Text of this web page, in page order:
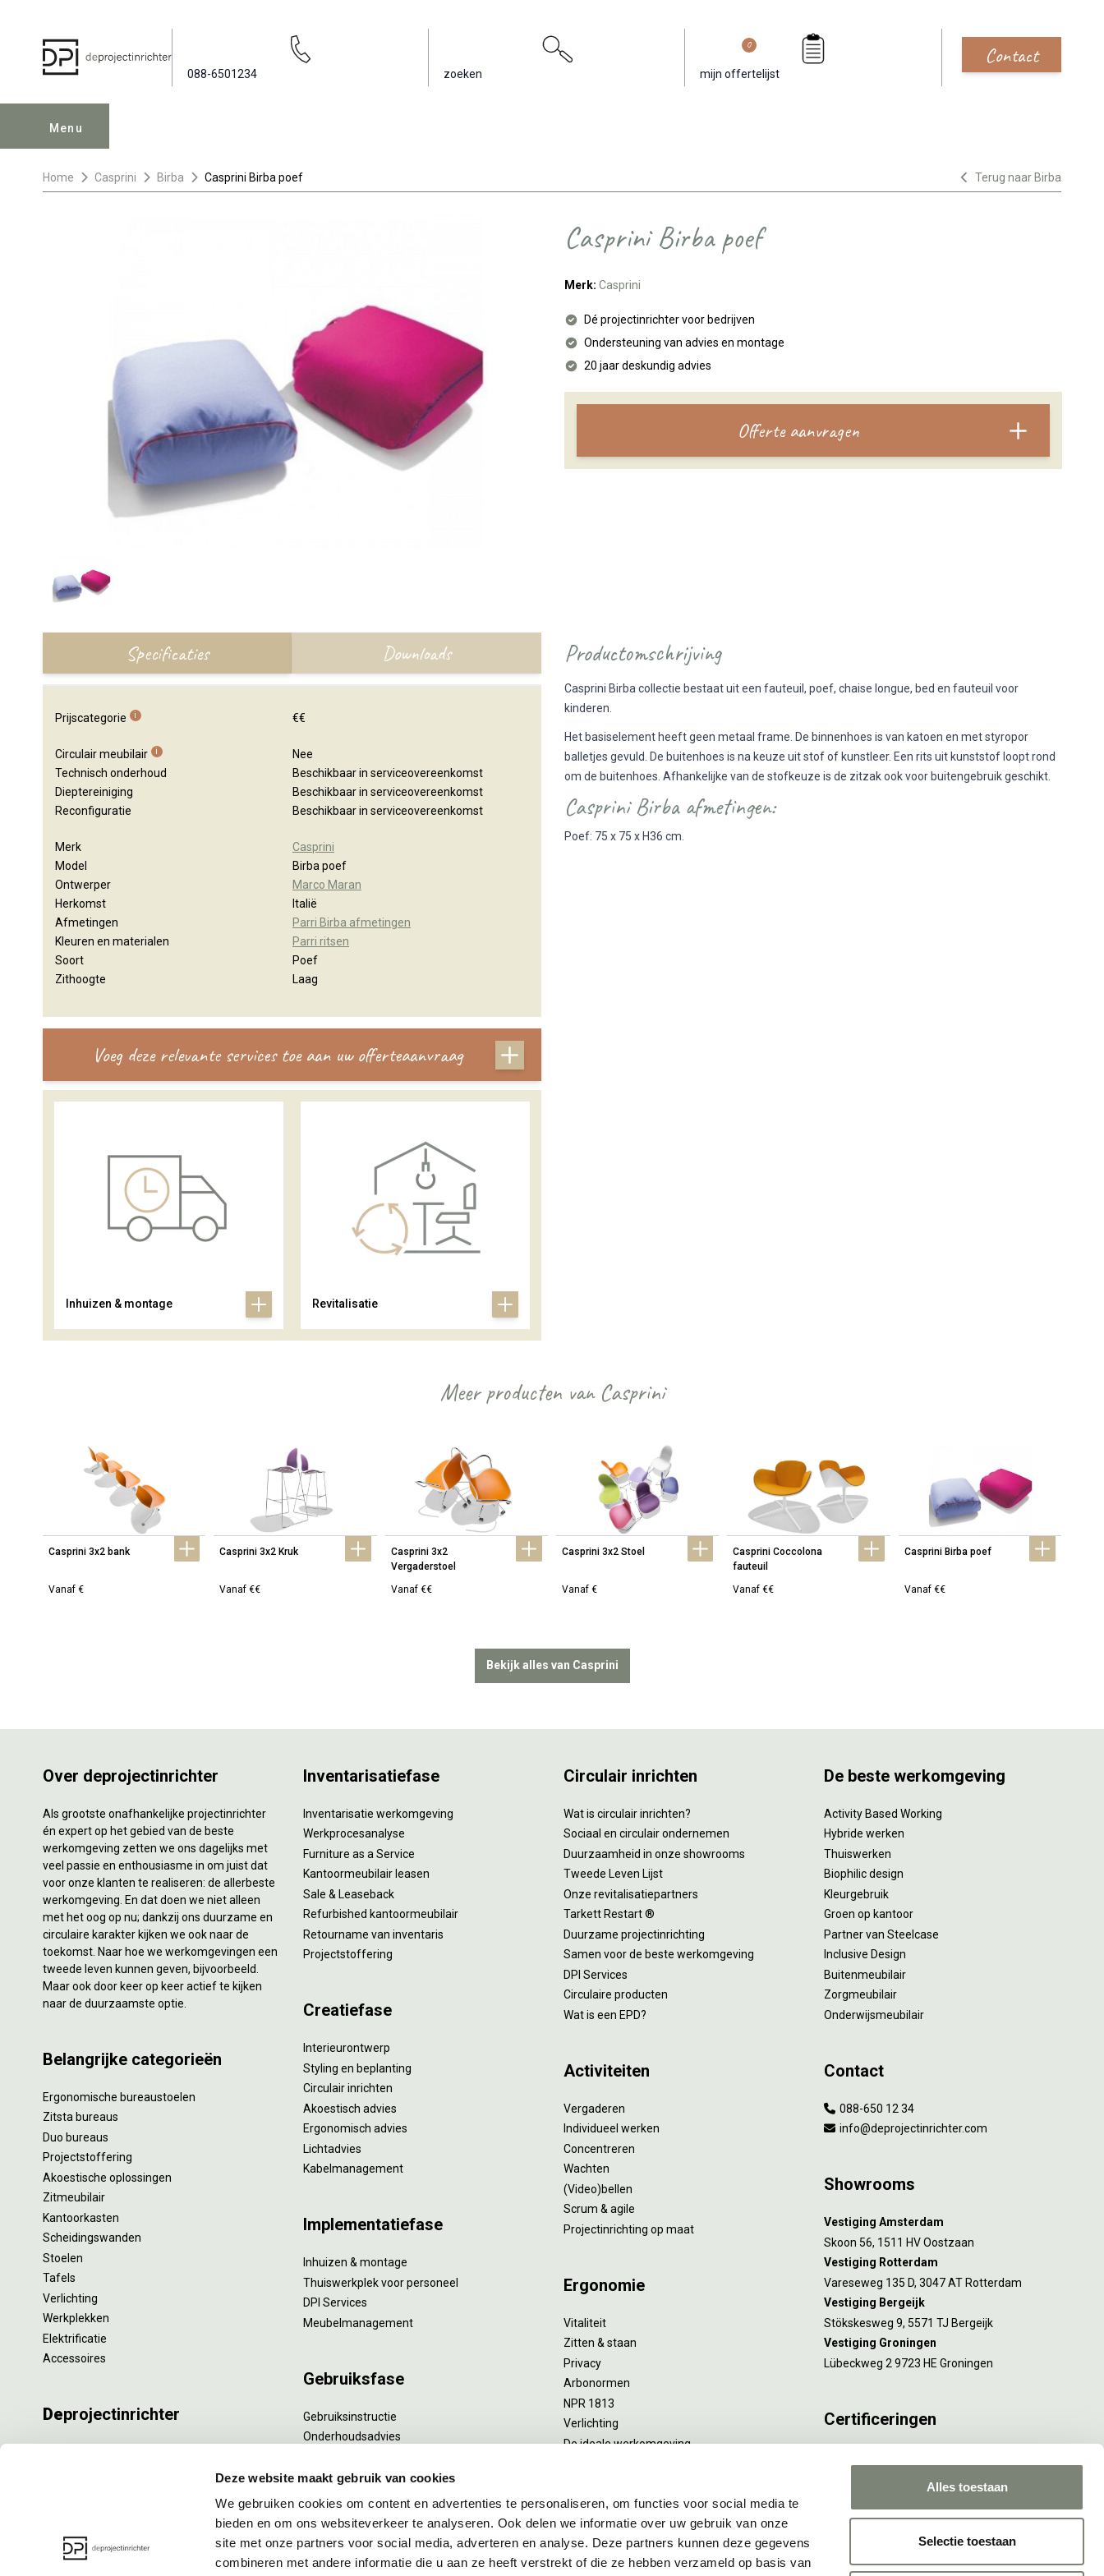
Deze website maakt gebruik van cookies
We gebruiken cookies om content en advertenties te personaliseren, om functies voor social media te
bieden en om ons websiteverkeer te analyseren. Ook delen we informatie over uw gebruik van onze
site met onze partners voor social media, adverteren en analyse. Deze partners kunnen deze gegevens
combineren met andere informatie die u aan ze heeft verstrekt of die ze hebben verzameld op basis van
Alles toestaan
Selectie toestaan
088-6501234 zoeken mijn offertelijst
0 Contact
Menu
Home Casprini Birba Casprini Birba poef Terug naar Birba
Casprini Birba poef
Merk: Casprini
Dé projectinrichter voor bedrijven
Ondersteuning van advies en montage
20 jaar deskundig advies
Offerte aanvragen
Specificaties Downloads
Prijscategorie i €€
Circulair meubilair i
Nee
Technisch onderhoud
Beschikbaar in serviceovereenkomst
Dieptereiniging
Beschikbaar in serviceovereenkomst
Reconfiguratie
Beschikbaar in serviceovereenkomst
Merk
Casprini
Model
Birba poef
Ontwerper
Marco Maran
Herkomst
Italië
Afmetingen
Parri Birba afmetingen
Kleuren en materialen
Parri ritsen
Soort
Poef
Zithoogte
Laag
Voeg deze relevante services toe aan uw offerteaanvraag
Inhuizen & montage Revitalisatie
Productomschrijving
Casprini Birba collectie bestaat uit een fauteuil, poef, chaise longue, bed en fauteuil voor
kinderen.
Het basiselement heeft geen metaal frame. De binnenhoes is van katoen en met styropor
balletjes gevuld. De buitenhoes is na keuze uit stof of kunstleer. Een rits uit kunststof loopt rond
om de buitenhoes. Afhankelijke van de stofkeuze is de zitzak ook voor buitengebruik geschikt.
Casprini Birba afmetingen:
Poef: 75 x 75 x H36 cm.
Meer producten van Casprini
Casprini 3x2 bank
Vanaf €
Casprini 3x2 Kruk
Vanaf €€
Casprini 3x2
Vergaderstoel
Vanaf €€
Casprini 3x2 Stoel
Vanaf €
Casprini Coccolona
fauteuil
Vanaf €€
Casprini Birba poef
Vanaf €€
Bekijk alles van Casprini
Over deprojectinrichter
Als grootste onafhankelijke projectinrichter
én expert op het gebied van de beste
werkomgeving zetten we ons dagelijks met
veel passie en enthousiasme in om juist dat
voor onze klanten te realiseren: de allerbeste
werkomgeving. En dat doen we niet alleen
met het oog op nu; dankzij ons duurzame en
circulaire karakter kijken we ook naar de
toekomst. Naar hoe we werkomgevingen een
tweede leven kunnen geven, bijvoorbeeld.
Maar ook door keer op keer actief te kijken
naar de duurzaamste optie.
Belangrijke categorieën
Ergonomische bureaustoelen
Zitsta bureaus
Duo bureaus
Projectstoffering
Akoestische oplossingen
Zitmeubilair
Kantoorkasten
Scheidingswanden
Stoelen
Tafels
Verlichting
Werkplekken
Elektrificatie
Accessoires
Deprojectinrichter
Inventarisatiefase
Inventarisatie werkomgeving
Werkprocesanalyse
Furniture as a Service
Kantoormeubilair leasen
Sale & Leaseback
Refurbished kantoormeubilair
Retourname van inventaris
Projectstoffering
Creatiefase
Interieurontwerp
Styling en beplanting
Circulair inrichten
Akoestisch advies
Ergonomisch advies
Lichtadvies
Kabelmanagement
Implementatiefase
Inhuizen & montage
Thuiswerkplek voor personeel
DPI Services
Meubelmanagement
Gebruiksfase
Gebruiksinstructie
Onderhoudsadvies
Specialistische reiniging
Refurbishment
Interne verhuizing
Circulair inrichten
Wat is circulair inrichten?
Sociaal en circulair ondernemen
Duurzaamheid in onze showrooms
Tweede Leven Lijst
Onze revitalisatiepartners
Tarkett Restart ®
Duurzame projectinrichting
Samen voor de beste werkomgeving
DPI Services
Circulaire producten
Wat is een EPD?
Activiteiten
Vergaderen
Individueel werken
Concentreren
Wachten
(Video)bellen
Scrum & agile
Projectinrichting op maat
Ergonomie
Vitaliteit
Zitten & staan
Privacy
Arbonormen
NPR 1813
Verlichting
De ideale werkomgeving
De beste werkomgeving
Activity Based Working
Hybride werken
Thuiswerken
Biophilic design
Kleurgebruik
Groen op kantoor
Partner van Steelcase
Inclusive Design
Buitenmeubilair
Zorgmeubilair
Onderwijsmeubilair
Contact
088-650 12 34
info@deprojectinrichter.com
Showrooms
Vestiging Amsterdam
Skoon 56, 1511 HV Oostzaan
Vestiging Rotterdam
Vareseweg 135 D, 3047 AT Rotterdam
Vestiging Bergeijk
Stökskesweg 9, 5571 TJ Bergeijk
Vestiging Groningen
Lübeckweg 2 9723 HE Groningen
Certificeringen
Rotterdam en Culemborg.